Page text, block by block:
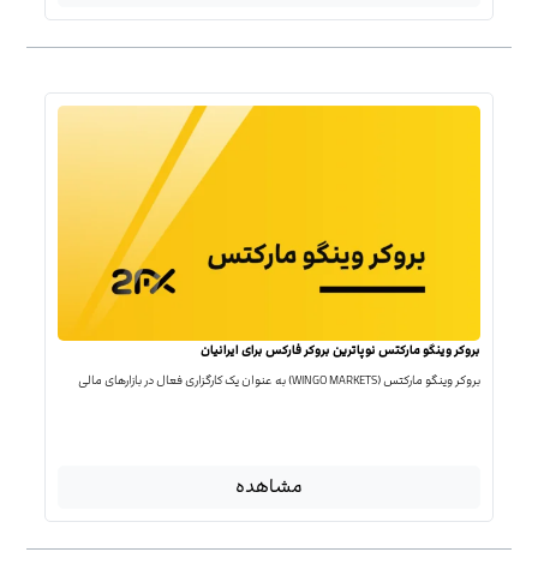
بروکر وینگو مارکتس نوپاترین بروکر فارکس برای ایرانیان
بروکر وینگو مارکتس (WINGO MARKETS) به عنوان یک کارگزاری فعال در بازارهای مالی
مشاهده